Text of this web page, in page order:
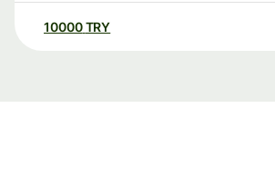
10000 TRY